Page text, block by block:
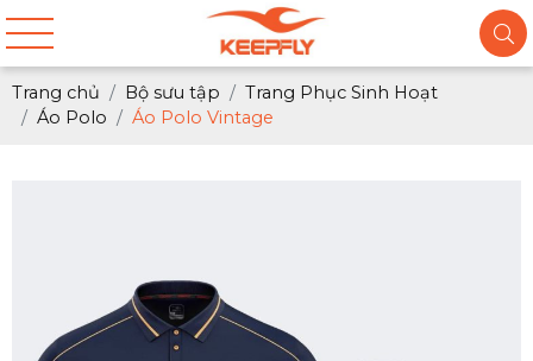
Trang chủ Bộ sưu tập
Trang Phục Sinh Hoạt
Áo Polo
Áo Polo Vintage